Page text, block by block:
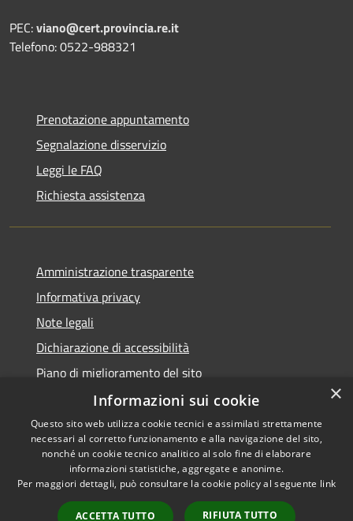
PEC:viano@cert.provincia.re.it
Telefono: 0522-988321
Prenotazione appuntamento
Segnalazione disservizio
Leggi le FAQ
Richiesta assistenza
Amministrazione trasparente
Informativa privacy
Note legali
Dichiarazione di accessibilità
Piano di miglioramento del sito
Accessibilità
Privacy
Copyright © 2026 • Comune di
Viano • Powered by
Municipium•Accesso
redazione
×
Informazioni sui cookie
Questo sito web utilizza cookie tecnici e assimilati strettamente
necessari al corretto funzionamento e alla navigazione del sito,
nonché un cookie tecnico analitico al solo fine di elaborare
informazioni statistiche, aggregate e anonime.
Per maggiori dettagli, può consultare la cookie policy al seguente link
ACCETTA TUTTO RIFIUTA TUTTO